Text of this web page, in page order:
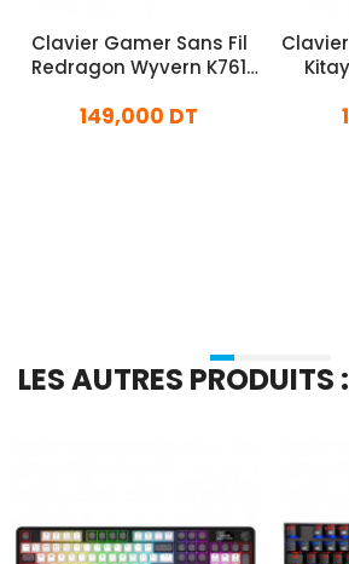
Clavier Gamer Sans Fil
Redragon Wyvern K761
149,000 DT
LES AUTRES PRODUITS